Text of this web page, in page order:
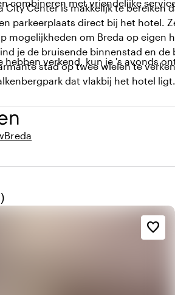
combineren met vriendelijke
City Center is makkelijk te
parkeerplaats direct bij het hotel.
mogelijkheden om Breda op eigen
je de bruisende binnenstad en de
stad op twee wielen te
dat vlakbij het hotel ligt.
hebben verkend, kun je 's avonds
18
)
favorite_border